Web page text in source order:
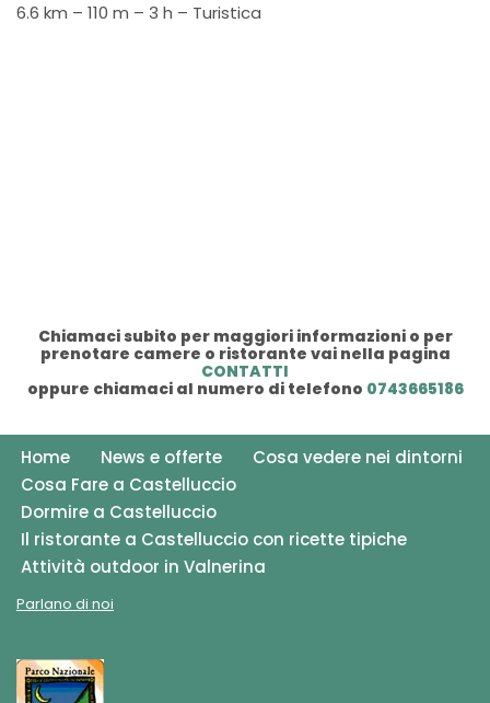
6.6 km – 110 m – 3 h – Turistica
Chiamaci subito per maggiori informazioni o per
prenotare camere o ristorante vai nella pagina
CONTATTI
oppure chiamaci al numero di telefono 0743665186
Home News e offerte
Cosa vedere nei dintorni
Cosa Fare a Castelluccio
Dormire a Castelluccio
Il ristorante a Castelluccio con ricette tipiche
Attività outdoor in Valnerina
Parlano di noi